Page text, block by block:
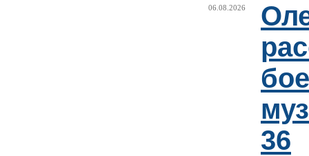
06.08.2026
36